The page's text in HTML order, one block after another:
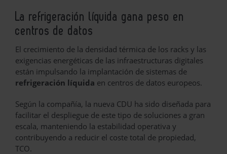
La refrigeración líquida gana peso en
centros de datos
El crecimiento de la densidad térmica de los racks y las
exigencias energéticas de las infraestructuras digitales
están impulsando la implantación de sistemas de
refrigeración líquida en centros de datos europeos.
Según la compañía, la nueva CDU ha sido diseñada para
facilitar el despliegue de este tipo de soluciones a gran
escala, manteniendo la estabilidad operativa y
contribuyendo a reducir el coste total de propiedad,
TCO.